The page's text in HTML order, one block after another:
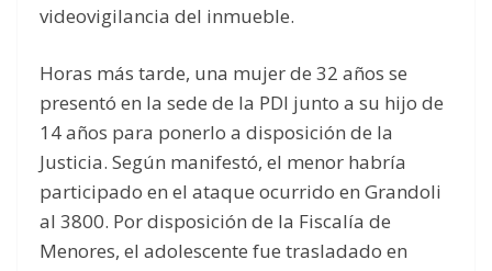
videovigilancia del inmueble.
Horas más tarde, una mujer de 32 años se
presentó en la sede de la PDI junto a su hijo de
14 años para ponerlo a disposición de la
Justicia. Según manifestó, el menor habría
participado en el ataque ocurrido en Grandoli
al 3800. Por disposición de la Fiscalía de
Menores, el adolescente fue trasladado en